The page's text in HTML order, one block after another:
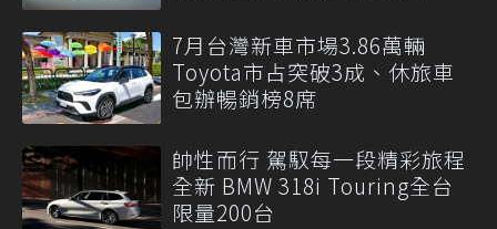
7月台灣新車市場3.86萬輛
Toyota市占突破3成、休旅車
包辦暢銷榜8席
帥性而行 駕馭每一段精彩旅程
全新 BMW 318i Touring全台
限量200台